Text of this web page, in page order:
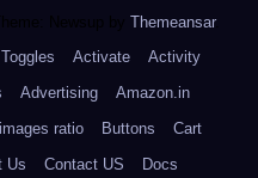
Newsup by Themeansar.
Activate
Activity
Advertising
Amazon.in
ratio Buttons
Cart
Us Contact US
Docs